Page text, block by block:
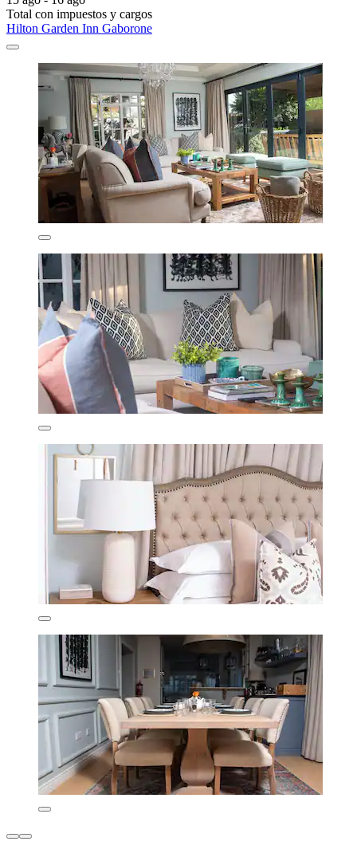
Total con impuestos y cargos
Hilton Garden Inn Gaborone